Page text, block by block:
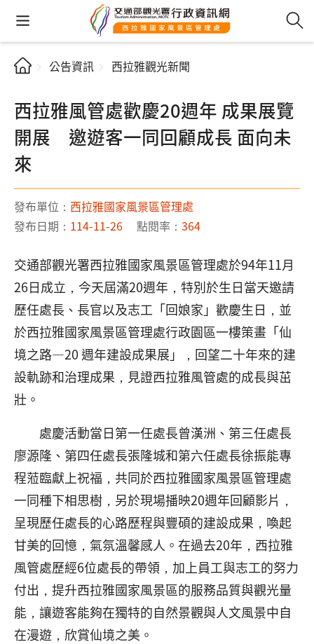
公告資訊 西拉雅觀光新聞
西拉雅風管處歡慶20週年 成果展覽
開展 邀遊客一同回顧成長 面向未
來
發布單位： 西拉雅國家風景區管理處
發布日期： 114-11-26 點閱率： 364
交通部觀光署西拉雅國家風景區管理處於94年11月
26日成立，今天屆滿20週年，特別於生日當天邀請
歷任處長、長官以及志工「回娘家」歡慶生日，並
於西拉雅國家風景區管理處行政園區一樓策畫「仙
境之路—20 週年建設成果展」，回望二十年來的建
設軌跡和治理成果，見證西拉雅風管處的成長與茁
壯。
處慶活動當日第一任處長曾漢洲、第三任處長
廖源隆、第四任處長張隆城和第六任處長徐振能專
程蒞臨獻上祝福，共同於西拉雅國家風景區管理處
一同種下相思樹，另於現場播映20週年回顧影片，
呈現歷任處長的心路歷程與豐碩的建設成果，喚起
甘美的回憶，氣氛溫馨感人。在過去20年，西拉雅
風管處歷經6位處長的帶領，加上員工與志工的努力
付出，提升西拉雅國家風景區的服務品質與觀光量
能，讓遊客能夠在獨特的自然景觀與人文風景中自
在漫遊，欣賞仙境之美。